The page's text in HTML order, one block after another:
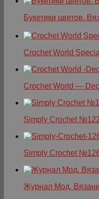
Букетики цветов.
Crochet World
Crochet World —
Simply Crochet
Simply Crochet
Журнал Мод.